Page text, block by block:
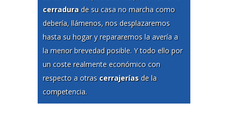
cerradura de su casa no marcha como
debería, llámenos, nos desplazaremos
hasta su hogar y repararemos la avería a
la menor brevedad posible. Y todo ello por
un coste realmente económico con
respecto a otras cerrajerías de la
competencia.